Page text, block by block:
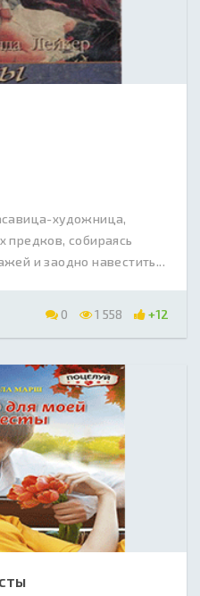
художница,
предков, собираясь
и заодно навестить...
0 1 558 +12